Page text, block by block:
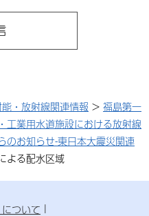
・放射線関連情報 > 福島第一
工業用水道施設における放射線
のお知らせ-東日本大震災関連
よる配水区域
ついて